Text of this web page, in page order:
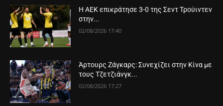
Η ΑΕΚ επικράτησε 3-0 της Σεντ Τρούιντεν
στην...
02/08/2026 17:40
Άρτουρς Ζάγκαρς: Συνεχίζει στην Κίνα με
τους Τζετζιάνγκ...
02/08/2026 17:27